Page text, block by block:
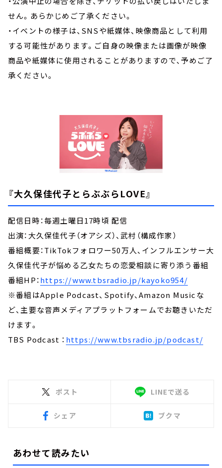
せん。あらかじめご了承ください。
・イベントの様子は、SNSや紙媒体、映像商品として利用
する可能性があります。ご自身の映像または画像が映像
商品や紙媒体に使用されることがありますので、予めご了
承ください。
『大久保佳代子とらぶぶらLOVE』
配信日時：毎週土曜日17時頃 配信
出演：大久保佳代子（オアシズ）、武村（構成作家）
番組概要：TikTokフォロワー50万人、インフルエンサー大
久保佳代子が悩める乙女たちの恋愛相談に寄り添う番組
番組HP：https://www.tbsradio.jp/kayoko954/
※番組はApple Podcast、Spotify、Amazon Musicな
ど、主要な音声メディアプラットフォームでお聴きいただ
けます。
TBS Podcast ： https://www.tbsradio.jp/podcast/
ポスト LINEで送る
シェア ブクマ
あわせて読みたい